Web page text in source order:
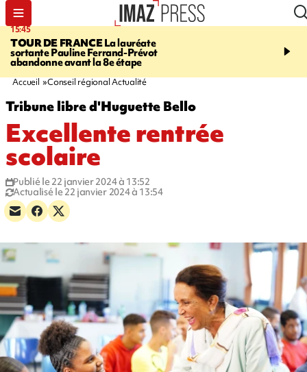
15:45
TOUR DE FRANCELa lauréate
sortante Pauline Ferrand-Prévot
abandonne avant la 8e étape
20:17
routière, concours de
Accueil Conseil régional Actualité
Tribune libre d'Huguette Bello
Excellente rentrée
scolaire
Publié le 22 janvier 2024 à 13:52
Actualisé le 22 janvier 2024 à 13:54